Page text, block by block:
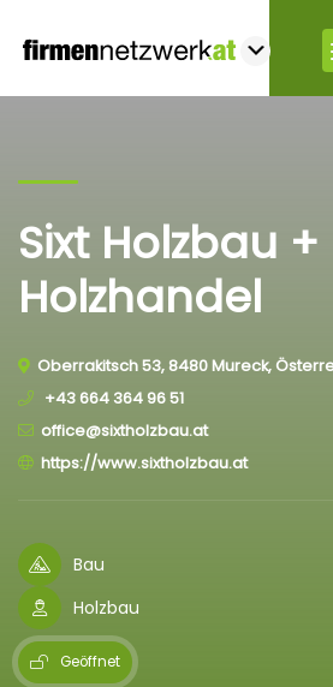
Sixt Holzbau +
Holzhandel
Oberrakitsch 53, 8480 Mureck,
+43 664 364 96 51
office@sixtholzbau.at
https://www.sixtholzbau.at
Bau
Holzbau
Geöffnet